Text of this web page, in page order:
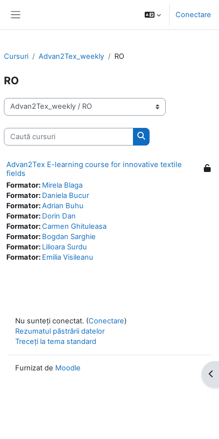
Conectare
Cursuri Advan2Tex_weekly RO
RO
Categorii curs
Caută cursuri
Caută cursuri
Advan2Tex E-learning course for innovative textile
fields
Formator: Mirela Blaga
Formator: Daniela Bucur
Formator:Adrian Buhu
Formator: Dorin Dan
Formator:Carmen Ghituleasa
Formator: Bogdan Sarghie
Formator: Lilioara Surdu
Formator: Emilia Visileanu
Nu sunteți conectat. (Conectare)
Rezumatul păstrării datelor
Treceți la tema standard
Furnizat de Moodle